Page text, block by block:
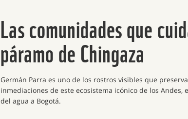
Las comunidades que
páramo de Chingaza
Germán Parra es uno de los rostros visibles que
inmediaciones de este ecosistema icónico de los Andes,
del agua a Bogotá.